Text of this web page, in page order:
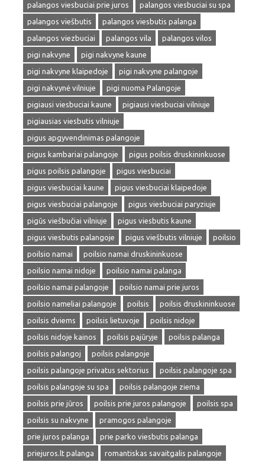
palangos viesbuciai prie juros
palangos viesbuciai su spa
palangos viešbutis
palangos viesbutis palanga
palangos viezbuciai
palangos vila
palangos vilos
pigi nakvyne
pigi nakvyne kaune
pigi nakvyne klaipedoje
pigi nakvyne palangoje
pigi nakvynė vilniuje
pigi nuoma Palangoje
pigiausi viesbuciai kaune
pigiausi viesbuciai vilniuje
pigiausias viesbutis vilniuje
pigus apgyvendinimas palangoje
pigus kambariai palangoje
pigus poilsis druskininkuose
pigus poilsis palangoje
pigus viesbuciai
pigus viesbuciai kaune
pigus viesbuciai klaipedoje
pigus viesbuciai palangoje
pigus viesbuciai paryziuje
pigūs viešbučiai vilniuje
pigus viesbutis kaune
pigus viesbutis palangoje
pigus viešbutis vilniuje
poilsio
poilsio namai
poilsio namai druskininkuose
poilsio namai nidoje
poilsio namai palanga
poilsio namai palangoje
poilsio namai prie juros
poilsio nameliai palangoje
poilsis
poilsis druskininkuose
poilsis dviems
poilsis lietuvoje
poilsis nidoje
poilsis nidoje kainos
poilsis pajūryje
poilsis palanga
poilsis palangoj
poilsis palangoje
poilsis palangoje privatus sektorius
poilsis palangoje spa
poilsis palangoje su spa
poilsis palangoje ziema
poilsis prie jūros
poilsis prie juros palangoje
poilsis spa
poilsis su nakvyne
pramogos palangoje
prie juros palanga
prie parko viesbutis palanga
priejuros.lt palanga
romantiskas savaitgalis palangoje